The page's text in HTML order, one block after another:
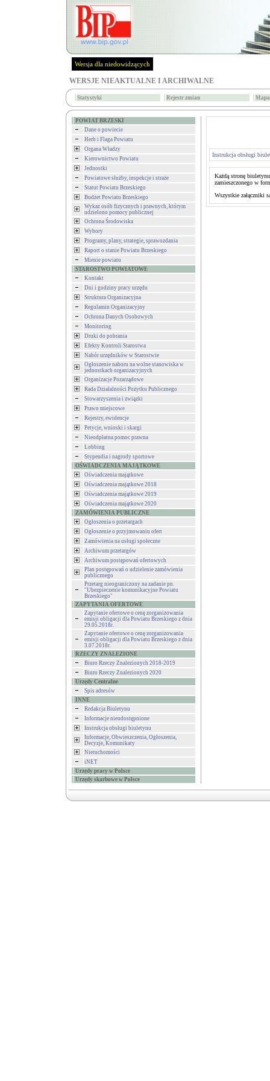
Wersja dla niedowidzących
WERSJE NIEAKTUALNE I ARCHIWALNE
Statystyki Rejestr zmian
POWIAT BRZESKI
Dane o powiecie
Herb i Flaga Powiatu
Organa Władzy
Kierownictwo Powiatu
Jednostki
Powiatowe służby, inspekcje i straże
Statut Powiatu Brzeskiego
Budżet Powiatu Brzeskiego
Wykaz osób fizycznych i prawnych, którym
udzielono pomocy publicznej
Ochrona Środowiska
Wybory
Programy, plany, strategie, sprawozdania
Raport o stanie Powiatu Brzeskiego
Mienie powiatu
STAROSTWO POWIATOWE
Kontakt
Dni i godziny pracy urzędu
Struktura Organizacyjna
Regulamin Organizacyjny
Ochrona Danych Osobowych
Monitoring
Druki do pobrania
Efekty Kontroli Starostwa
Nabór urzędników w Starostwie
Ogłoszenie naboru na wolne stanowiska w
jednostkach organizacyjnych
Organizacje Pozarządowe
Rada Działalności Pożytku Publicznego
Stowarzyszenia i związki
Prawo miejscowe
Rejestry, ewidencje
Petycje, wnioski i skargi
Nieodpłatna pomoc prawna
Lobbing
Stypendia i nagrody sportowe
OŚWIADCZENIA MAJĄTKOWE
Oświadczenia majątkowe
Oświadczenia majątkowe 2018
Oświadczenia majątkowe 2019
Oświadczenia majątkowe 2020
ZAMÓWIENIA PUBLICZNE
Ogłoszenia o przetargach
Ogłoszenie o przyjmowaniu ofert
Zamówienia na usługi społeczne
Archiwum przetargów
Archiwum postępowań ofertowych
Plan postępowań o udzielenie zamówienia
publicznego
Przetarg nieograniczony na zadanie pn.
"Ubezpieczenie komunikacyjne Powiatu
Brzeskiego"
ZAPYTANIA OFERTOWE
Zapytanie ofertowe o cenę zorganizowania
emisji obligacji dla Powiatu Brzeskiego z dnia
29.05.2018r.
Zapytanie ofertowe o cenę zorganizowania
emisji obligacji dla Powiatu Brzeskiego z dnia
3.07.2018r.
RZECZY ZNALEZIONE
Biuro Rzeczy Znalezionych 2018-2019
Biuro Rzeczy Znalezionych 2020
Urzędy Centralne
Spis adresów
INNE
Redakcja Biuletynu
Informacje nieudostępnione
Instrukcja obsługi biuletynu
Informacje, Obwieszczenia, Ogłoszenia,
Decyzje, Komunikaty
Nieruchomości
iNET
Urzędy pracy w Polsce
Urzędy skarbowe w Polsce
Instrukcja obsługi
Każdą stronę
zamieszczonego w
Wszystkie załączniki